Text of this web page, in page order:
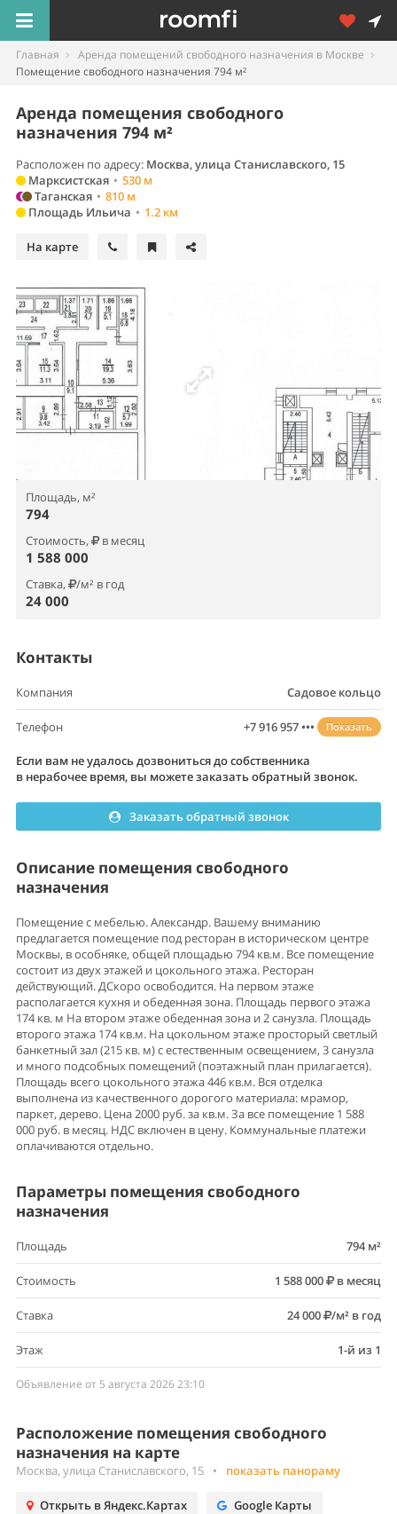
Главная
Аренда помещений свободного назначения в Москве
Помещение свободного назначения 794 м²
Аренда помещения свободного
назначения 794 м²
Расположен по адресу: Москва, улица Станиславского, 15
Марксистская • 530 м
Таганская • 810 м
Площадь Ильича • 1.2 км
На карте
Площадь, м²
794
Стоимость, в месяц
1 588 000
Ставка, /м² в год
24 000
Контакты
Компания Садовое кольцо
Телефон +7 916 957 ••• Показать
Если вам не удалось дозвониться до собственника
в нерабочее время, вы можете заказать обратный звонок.
Заказать обратный звонок
Описание помещения свободного
назначения
Помещение с мебелью. Александр. Вашему вниманию
предлагается помещение под ресторан в историческом центре
Москвы, в особняке, общей площадью 794 кв.м. Все помещение
состоит из двух этажей и цокольного этажа. Ресторан
действующий. ДСкоро освободится. На первом этаже
располагается кухня и обеденная зона. Площадь первого этажа
174 кв. м На втором этаже обеденная зона и 2 санузла. Площадь
второго этажа 174 кв.м. На цокольном этаже просторый светлый
банкетный зал (215 кв. м) с естественным освещением, 3 санузла
и много подсобных помещений (поэтажный план прилагается).
Площадь всего цокольного этажа 446 кв.м. Вся отделка
выполнена из качественного дорогого материала: мрамор,
паркет, дерево. Цена 2000 руб. за кв.м. За все помещение 1 588
000 руб. в месяц. НДС включен в цену. Коммунальные платежи
оплачиваются отдельно.
Параметры помещения свободного
назначения
Площадь 794 м²
Стоимость 1 588 000 в месяц
Ставка 24 000 /м² в год
Этаж 1-й из 1
Объявление от 5 августа 2026 23:10
Расположение помещения свободного
назначения на карте
Москва, улица Станиславского, 15 • показать панораму
Открыть в Яндекс.Картах Google Карты